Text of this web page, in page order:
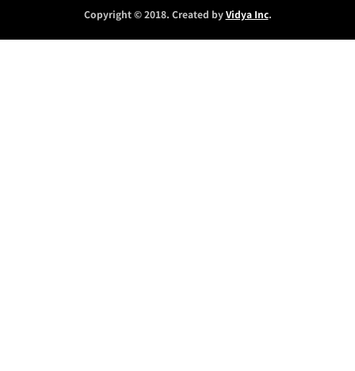
Copyright © 2018. Created byVidya Inc.